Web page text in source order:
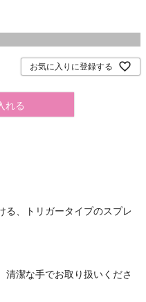
お気に入りに登録する
れる
る、トリガータイプのスプレ
清潔な手でお取り扱いくださ